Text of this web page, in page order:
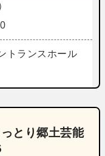
トランスホール
とり郷土芸能